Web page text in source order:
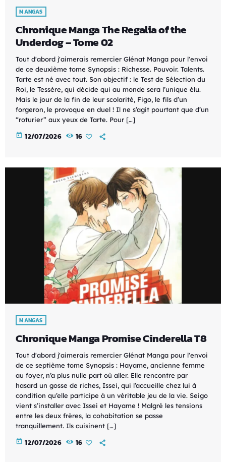
MANGAS
Chronique Manga The Regalia of the
Underdog – Tome 02
Tout d'abord j'aimerais remercier Glénat Manga pour l'envoi
de ce deuxième tome Synopsis : Richesse. Pouvoir. Talents.
Tarte est né avec tout. Son objectif : le Test de Sélection du
Roi, le Tessère, qui décide qui au monde sera l’unique élu.
Mais le jour de la fin de leur scolarité, Figo, le fils d’un
forgeron, le provoque en duel ! Il ne s’agit pourtant que d’un
“roturier” aux yeux de Tarte. Pour […]
today 12/07/2026 16
MANGAS
Chronique Manga Promise Cinderella T8
Tout d'abord j'aimerais remercier Glénat Manga pour l'envoi
de ce septième tome Synopsis : Hayame, ancienne femme
au foyer, n’a plus nulle part où aller. Elle rencontre par
hasard un gosse de riches, Issei, qui l’accueille chez lui à
condition qu’elle participe à un véritable jeu de la vie. Seigo
vient s’installer avec Issei et Hayame ! Malgré les tensions
entre les deux frères, la cohabitation se passe
tranquillement. Ils cuisinent […]
today 12/07/2026 16